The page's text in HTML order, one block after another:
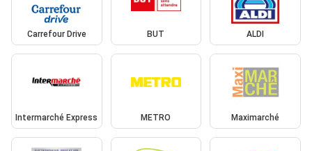
Carrefour Drive BUT ALDI
Intermarché Express METRO Maximarché